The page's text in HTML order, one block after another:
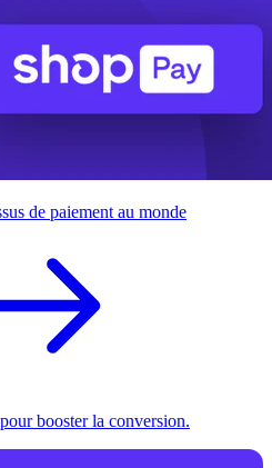
de paiement au monde
booster la conversion.